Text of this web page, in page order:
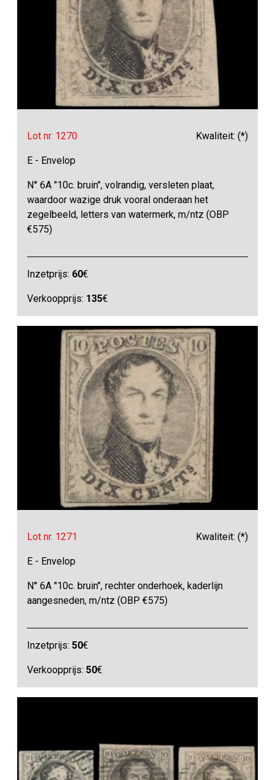
Lot nr. 1270 Kwaliteit: (*)
E - Envelop
N° 6A "10c. bruin", volrandig, versleten plaat,
waardoor wazige druk vooral onderaan het
zegelbeeld, letters van watermerk, m/ntz (OBP
€575)
Inzetprijs: 60€
Verkoopprijs: 135€
Lot nr. 1271 Kwaliteit: (*)
E - Envelop
N° 6A "10c. bruin", rechter onderhoek, kaderlijn
aangesneden, m/ntz (OBP €575)
Inzetprijs:50€
Verkoopprijs:50€